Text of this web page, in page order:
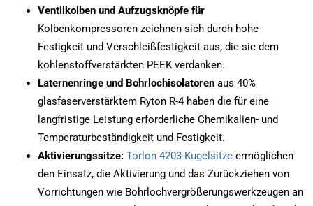
Ventilkolben und Aufzugsknöpfe für
Kolbenkompressoren zeichnen sich durch hohe
Festigkeit und Verschleißfestigkeit aus, die sie dem
kohlenstoffverstärkten PEEK verdanken.
Laternenringe und Bohrlochisolatoren aus 40%
glasfaserverstärktem Ryton R-4 haben die für eine
langfristige Leistung erforderliche Chemikalien- und
Temperaturbeständigkeit und Festigkeit.
Aktivierungssitze: Torlon 4203-Kugelsitzeermöglichen
den Einsatz, die Aktivierung und das Zurückziehen von
Vorrichtungen wie Bohrlochvergrößerungswerkzeugen an